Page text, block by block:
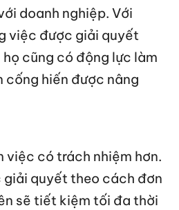
doanh nghiệp. Với
việc được giải quyết
cũng có động lực làm
cống hiến được nâng
việc có trách nhiệm hơn.
quyết theo cách đơn
sẽ tiết kiệm tối đa thời